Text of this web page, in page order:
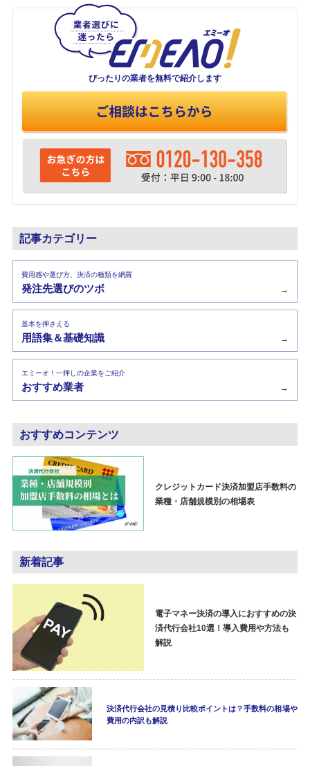
ぴったりの業者を無料で紹介します
記事カテゴリー
費用感や選び方、決済の種類を網羅
発注先選びのツボ →
基本を押さえる
用語集＆基礎知識 →
エミーオ！一押しの企業をご紹介
おすすめ業者 →
おすすめコンテンツ
クレジットカード決済加盟店手数料の
業種・店舗規模別の相場表
新着記事
電子マネー決済の導入におすすめの決
済代行会社10選！導入費用や方法も
解説
決済代行会社の見積り比較ポイントは？手数料の相場や
費用の内訳も解説